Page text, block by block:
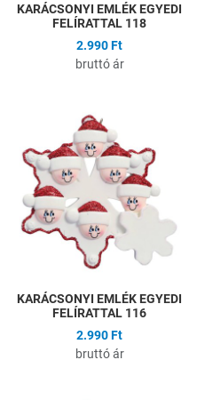
KARÁCSONYI EMLÉK EGYEDI
FELÍRATTAL 118
2.990 Ft
bruttó ár
KARÁCSONYI EMLÉK EGYEDI
FELÍRATTAL 116
2.990 Ft
bruttó ár